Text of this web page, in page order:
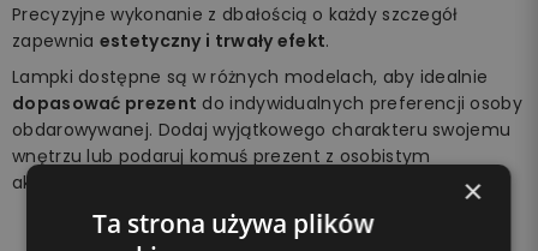
Precyzyjne wykonanie z dbałością o każdy szczegół
zapewnia estetyczny i trwały efekt.
Lampki dostępne są w różnych modelach, aby idealnie
dopasować prezent do indywidualnych preferencji osoby
obdarowywanej. Dodaj wyjątkowego charakteru swojemu
wnętrzu lub podaruj komuś prezent z osobistym
akcentem.
×
Ta strona używa plików